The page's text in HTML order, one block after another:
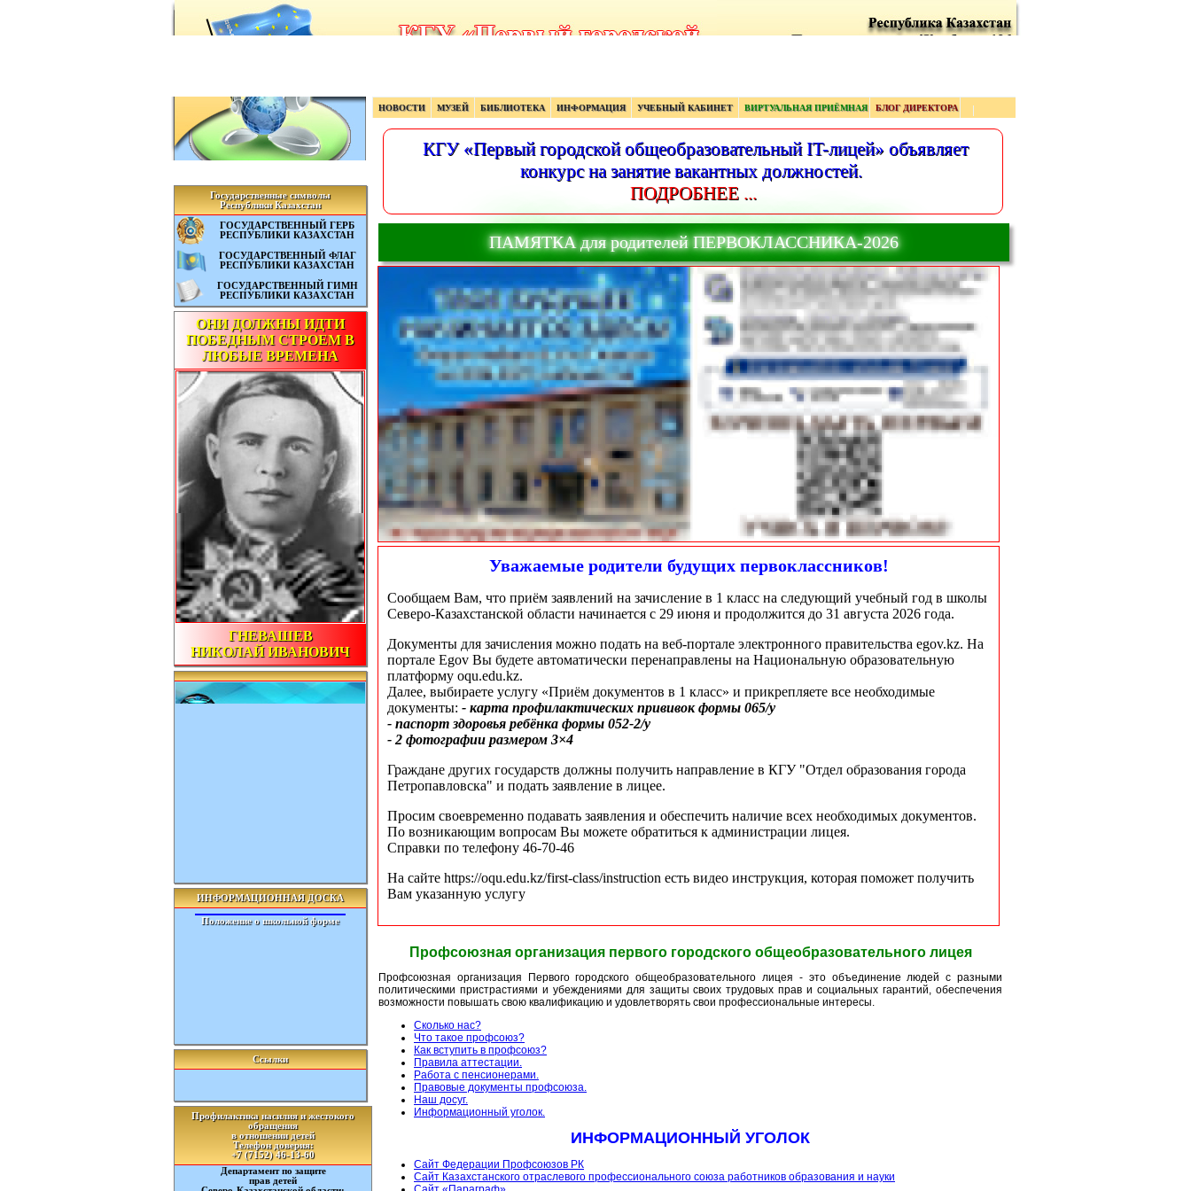
Государственные символы
Республики Казахстан
ГОСУДАРСТВЕННЫЙ ГЕРБ
РЕСПУБЛИКИ КАЗАХСТАН
ГОСУДАРСТВЕННЫЙ ФЛАГ
РЕСПУБЛИКИ КАЗАХСТАН
ГОСУДАРСТВЕННЫЙ ГИМН
РЕСПУБЛИКИ КАЗАХСТАН
ОНИ ДОЛЖНЫ ИДТИ
ПОБЕДНЫМ СТРОЕМ В
ЛЮБЫЕ ВРЕМЕНА
ГНЕВАШЕВ
НИКОЛАЙ ИВАНОВИЧ
ИНФОРМАЦИОННАЯ ДОСКА
Положение о школьной форме
Ссылки
Профилактика насилия и жестокого
обращения
в отношении детей
Телефон доверия:
+7 (7152) 46-13-60
Департамент по защите
прав детей
НОВОСТИ МУЗЕЙ БИБЛИОТЕКА ИНФОРМАЦИЯ УЧЕБНЫЙ КАБИНЕТ ВИРТУАЛЬНАЯ ПРИЁМНАЯ БЛОГ ДИРЕКТОРА
КГУ «Первый городской общеобразовательный IT-лицей» объявляет
конкурс на занятие вакантных должностей.
ПОДРОБНЕЕ ...
ПАМЯТКА для родителей ПЕРВОКЛАССНИКА-2026
Уважаемые родители будущих первоклассников!
Сообщаем Вам, что приём заявлений на зачисление в 1 класс на следующий учебный год в школы
Северо-Казахстанской области начинается с 29 июня и продолжится до 31 августа 2026 года.
Документы для зачисления можно подать на веб-портале электронного правительства egov.kz. На
портале Egov Вы будете автоматически перенаправлены на Национальную образовательную
платформу oqu.edu.kz.
Далее, выбираете услугу «Приём документов в 1 класс» и прикрепляете все необходимые
документы: - карта профилактических прививок формы 065/у
- паспорт здоровья ребёнка формы 052-2/у
- 2 фотографии размером 3×4
Граждане других государств должны получить направление в КГУ "Отдел образования города
Петропавловска" и подать заявление в лицее.
Просим своевременно подавать заявления и обеспечить наличие всех необходимых документов.
По возникающим вопросам Вы можете обратиться к администрации лицея.
Справки по телефону 46-70-46
На сайте https://oqu.edu.kz/first-class/instruction есть видео инструкция, которая поможет получить
Вам указанную услугу
Профсоюзная организация первого городского общеобразовательного лицея
Профсоюзная организация Первого городского общеобразовательного лицея - это объединение людей с разными
политическими пристрастиями и убеждениями для защиты своих трудовых прав и социальных гарантий, обеспечения
возможности повышать свою квалификацию и удовлетворять свои профессиональные интересы.
Сколько нас?
Что такое профсоюз?
Как вступить в профсоюз?
Правила аттестации.
Работа с пенсионерами.
Правовые документы профсоюза.
Наш досуг.
Информационный уголок.
ИНФОРМАЦИОННЫЙ УГОЛОК
Сайт Федерации Профсоюзов РК
Сайт Казахстанского отраслевого профессионального союза работников образования и науки